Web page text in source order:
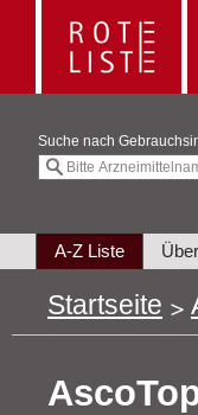
Suche nach
A-Z Liste
Startseite